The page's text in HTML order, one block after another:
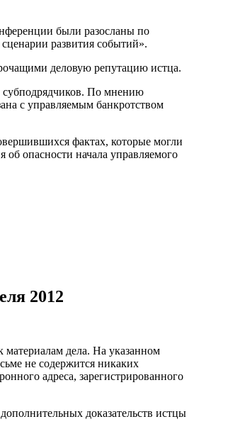
были разосланы по
развития событий».
деловую репутацию истца.
субподрядчиков. По мнению
с управляемым банкротством
фактах, которые могли
об опасности начала управляемого
2012
материалам дела. На указанном
не содержится никаких
адреса, зарегистрированного
доказательств истцы